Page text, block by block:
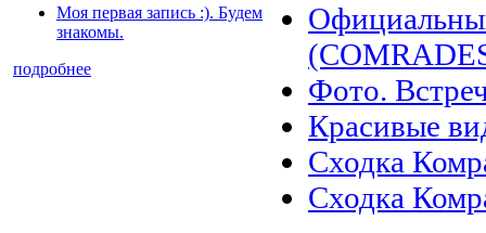
Моя первая запись :). Будем
знакомы.
подробнее
Фото.
Красивые
Сходка
Сходка